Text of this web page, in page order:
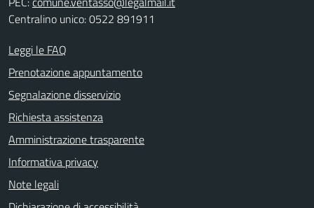
Centralino unico: 0522 891911
Leggi le FAQ
Prenotazione appuntamento
Segnalazione disservizio
Richiesta assistenza
Amministrazione trasparente
Informativa privacy
Note legali